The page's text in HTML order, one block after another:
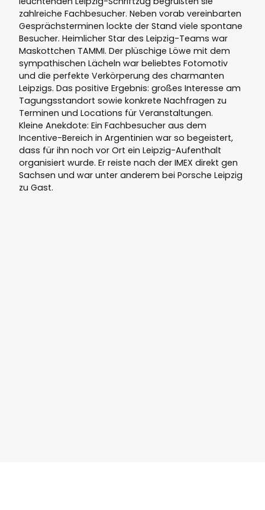
zahlreiche Fachbesucher. Neben vorab vereinbarten
Gesprächsterminen lockte der Stand viele spontane
Besucher. Heimlicher Star des Leipzig-Teams war
Maskottchen TAMMI. Der plüschige Löwe mit dem
sympathischen Lächeln war beliebtes Fotomotiv
und die perfekte Verkörperung des charmanten
Leipzigs. Das positive Ergebnis: großes Interesse am
Tagungsstandort sowie konkrete Nachfragen zu
Terminen und Locations für Veranstaltungen.
Kleine Anekdote: Ein Fachbesucher aus dem
Incentive-Bereich in Argentinien war so begeistert,
dass für ihn noch vor Ort ein Leipzig-Aufenthalt
organisiert wurde. Er reiste nach der IMEX direkt gen
Sachsen und war unter anderem bei Porsche Leipzig
zu Gast.